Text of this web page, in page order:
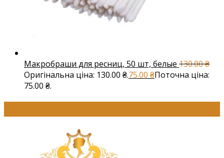
Макробраши для ресниц, 50 шт, белые 130.00₴
Оригінальна ціна: 130.00 ₴.75.00 ₴Поточна ціна:
75.00 ₴.